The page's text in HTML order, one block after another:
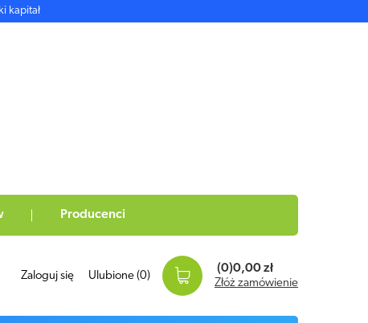
kapitał
Producenci
Zaloguj się Ulubione (0)
(0)0,00 zł
Złóż zamówienie